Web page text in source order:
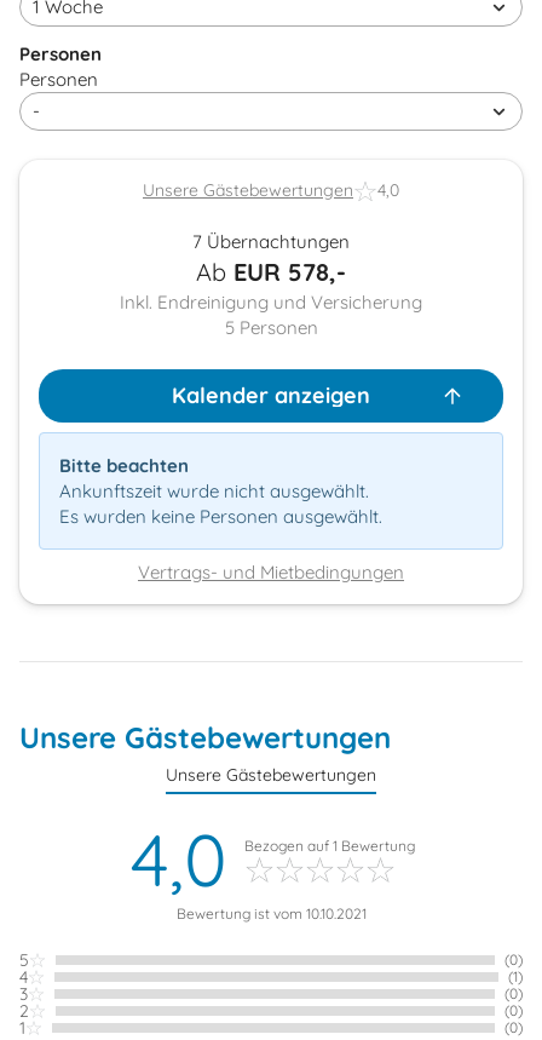
Personen
Personen
Unsere Gästebewertungen 4,0
7 Übernachtungen
Ab EUR 578,-
Inkl. Endreinigung und Versicherung
5 Personen
Kalender anzeigen
Bitte beachten
Ankunftszeit wurde nicht ausgewählt.
Es wurden keine Personen ausgewählt.
Vertrags- und Mietbedingungen
Unsere Gästebewertungen
Unsere Gästebewertungen
4,0 Bezogen auf 1 Bewertung
Bewertung ist vom 10.10.2021
5 (0)
4 (1)
3 (0)
2 (0)
1 (0)